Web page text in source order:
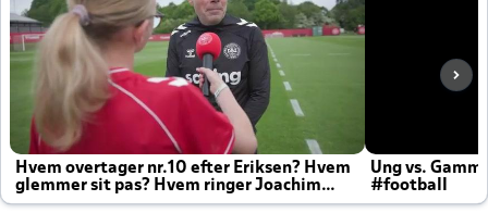
Hvem overtager nr.10 efter Eriksen? Hvem
glemmer sit pas? Hvem ringer Joachim
altid til efter kampe?
Ung vs.
#football